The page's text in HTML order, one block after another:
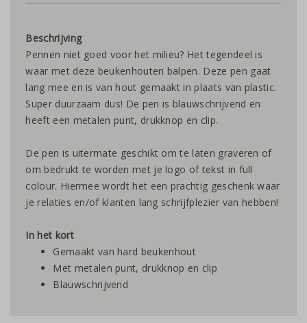
Beschrijving
Pennen niet goed voor het milieu? Het tegendeel is
waar met deze beukenhouten balpen. Deze pen gaat
lang mee en is van hout gemaakt in plaats van plastic.
Super duurzaam dus! De pen is blauwschrijvend en
heeft een metalen punt, drukknop en clip.
De pen is uitermate geschikt om te laten graveren of
om bedrukt te worden met je logo of tekst in full
colour. Hiermee wordt het een prachtig geschenk waar
je relaties en/of klanten lang schrijfplezier van hebben!
In het kort
Gemaakt van hard beukenhout
Met metalen punt, drukknop en clip
Blauwschrijvend